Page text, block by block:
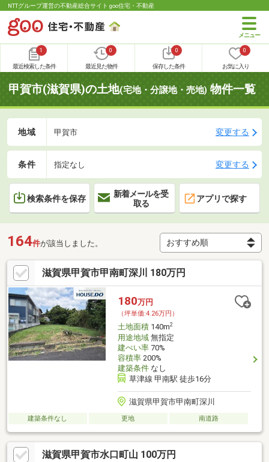
NTTグループ運営の不動産総合サイト goo住宅・不動産
1
最近検索した条件
0
最近見た物件
0
保存した条件
0
お気に入り
甲賀市(滋賀県)の土地(宅地・分譲地・売地) 物件一覧
地域 甲賀市 変更する
条件 指定なし 変更する
検索条件を保存
新着メールを受
取る
アプリで探す
164件が該当しました。
滋賀県甲賀市甲南町深川 180万円
180万円
（坪単価:4.26万円）
土地面積140m2
用途地域無指定
建ぺい率70%
容積率200%
建築条件なし
草津線 甲南駅 徒歩16分
滋賀県甲賀市甲南町深川
建築条件なし 更地 南道路
滋賀県甲賀市水口町山 100万円